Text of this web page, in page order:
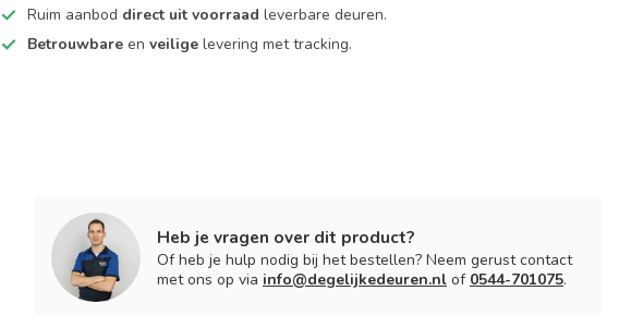
Ruim aanbod direct uit voorraad leverbare deuren.
Betrouwbare enveiligelevering met tracking.
Heb je vragen over dit product?
Of heb je hulp nodig bij het bestellen? Neem gerust contact
met ons op via info@degelijkedeuren.nl of 0544-701075.